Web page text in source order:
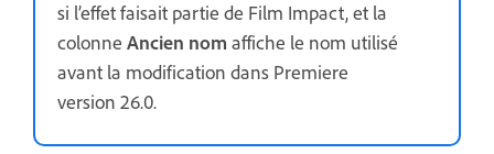
si l’effet faisait partie de Film Impact, et la
colonne Ancien nom affiche le nom utilisé
avant la modification dans Premiere
version 26.0.